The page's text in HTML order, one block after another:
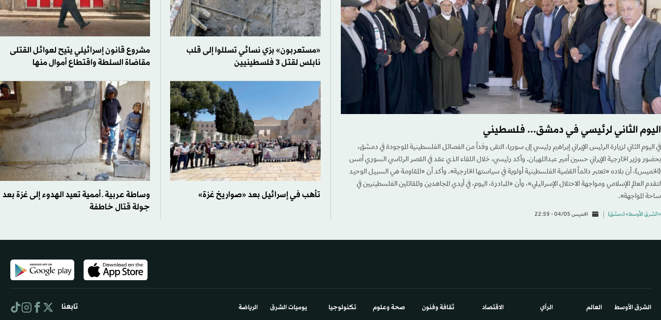
اليوم الثاني لرئيسي في دمشق... فلسطيني
في اليوم الثاني لزيارة الرئيس الإيراني إبراهيم رئيسي إلى سوريا، التقى وفداً من الفصائل الفلسطينية الموجودة في دمشق،
بحضور وزير الخارجية الإيراني حسين أمير عبداللهيان. وأكد رئيسي، خلال اللقاء الذي عقد في القصر الرئاسي السوري أمس
(الخميس)، أن بلاده «تعتبر دائماً القضية الفلسطينية أولوية في سياستها الخارجية». وأكد أن «المقاومة هي السبيل الوحيد
لتقدم العالم الإسلامي ومواجهة الاحتلال الإسرائيلي»، وأن «المبادرة، اليوم، في أيدي المجاهدين والمقاتلين الفلسطينيين في
ساحة المواجهة».
«الشرق الأوسط» (دمشق) الخميس 04/05 - 22:59
«مستعربون» بزي نسائي تسللوا إلى قلب
نابلس لقتل 3 فلسطينيين
مشروع قانون إسرائيلي يتيح لعوائل القتلى
مقاضاة السلطة واقتطاع أموال منها
تأهب في إسرائيل بعد «صواريخ غزة»
وساطة عربية ـ أممية تعيد الهدوء إلى غزة بعد
جولة قتال خاطفة
الشرق الأوسط​ العالم الرأي الاقتصاد ثقافة وفنون صحة وعلوم تكنولوجيا يوميات الشرق​ الرياضة تابعنا